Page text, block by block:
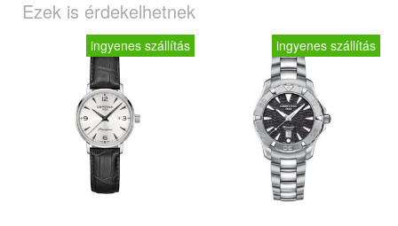
Ezek is érdekelhetnek
ingyenes szállítás ingyenes szállítás